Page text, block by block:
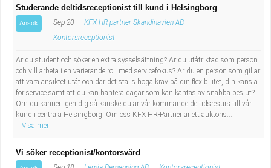
Studerande deltidsreceptionist till kund i Helsingborg
Ansök Sep 20
KFX HR-partner Skandinavien AB
Kontorsreceptionist
Är du student och söker en extra sysselsättning? Är du utåtriktad som person
och vill arbeta i en varierande roll med servicefokus? Är du en person som gillar
att vara ansiktet utåt och där det ställs höga krav på din flexibilitet, din känsla
för service samt att du kan hantera dagar som kan kantas av snabba beslut?
Om du känner igen dig så kanske du är vår kommande deltidsresurs till vår
kund i centrala Helsingborg. Om oss KFX HR-Partner är ett auktoris...
Visa mer
Vi söker receptionist/kontorsvärd